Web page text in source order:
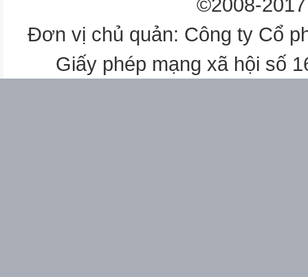
Đơn vị chủ quản: Công ty Cổ
Giấy phép mạng xã hội số